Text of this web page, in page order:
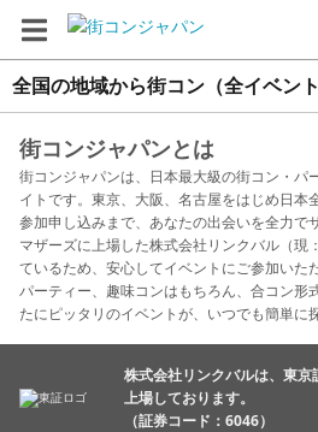
全国の地域から街コン（全イベン
街コンジャパンとは
街コンジャパンは、日本最大級の街コン・パ
イトです。東京、大阪、名古屋をはじめ日本
参加申し込みまで、あなたの出会いを全力で
マザーズに上場した株式会社リンクバル（現
ているため、安心してイベントにご参加いた
パーティー、趣味コンはもちろん、合コン形
たにピッタリのイベントが、いつでも簡単に
株式会社リンクバルは、東
上場しております。
（証券コード：6046）